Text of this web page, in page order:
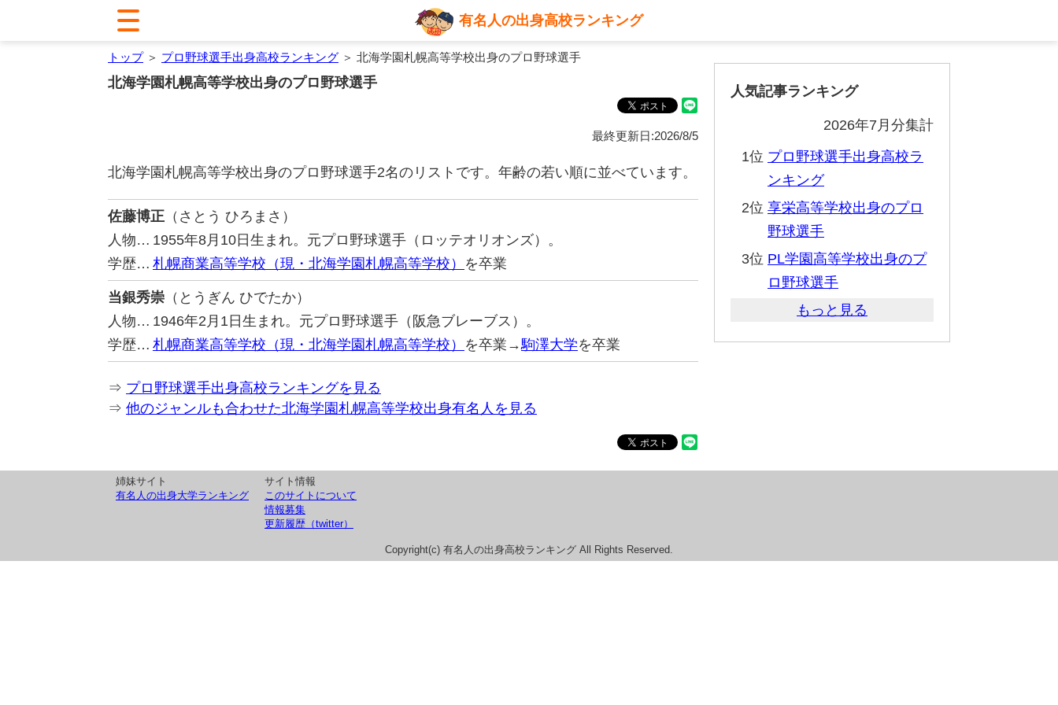
有名人の出身高校ランキング
トップ＞ プロ野球選手出身高校ランキング ＞ 北海学園札幌高等学校出身のプロ野球選手
北海学園札幌高等学校出身のプロ野球選手
最終更新日:2026/8/5
北海学園札幌高等学校出身のプロ野球選手2名のリストです。年齢の若い順に並べています。
佐藤博正 （さとう ひろまさ）
人物… 1955年8月10日生まれ。元プロ野球選手（ロッテオリオンズ）。
学歴… 札幌商業高等学校（現・北海学園札幌高等学校） を卒業
当銀秀崇 （とうぎん ひでたか）
人物… 1946年2月1日生まれ。元プロ野球選手（阪急ブレーブス）。
学歴… 札幌商業高等学校（現・北海学園札幌高等学校） を卒業→駒澤大学を卒業
⇒ プロ野球選手出身高校ランキングを見る
⇒ 他のジャンルも合わせた北海学園札幌高等学校出身有名人を見る
人気記事ランキング
2026年7月分集計
1位 プロ野球選手出身高校ラ
ンキング
2位 享栄高等学校出身のプロ
野球選手
3位 PL学園高等学校出身のプ
ロ野球選手
もっと見る
姉妹サイト
有名人の出身大学ランキング
サイト情報
このサイトについて
情報募集
更新履歴（twitter）
Copyright(c) 有名人の出身高校ランキング All Rights Reserved.